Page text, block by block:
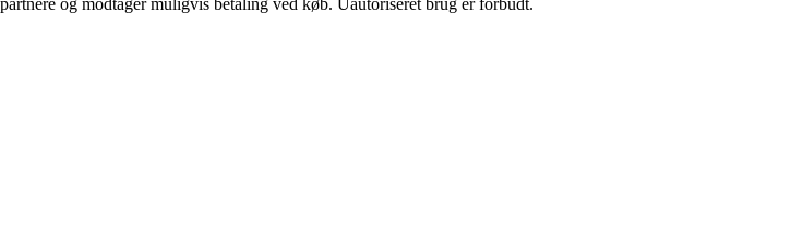
og modtager muligvis betaling ved køb. Uautoriseret brug er forbudt.